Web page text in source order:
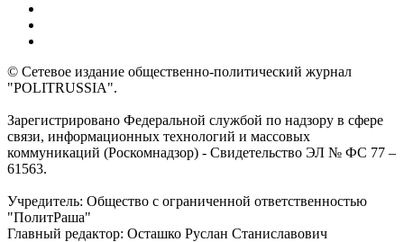
© Сетевое издание общественно-политический журнал
"POLITRUSSIA".
Зарегистрировано Федеральной службой по надзору в сфере
связи, информационных технологий и массовых
коммуникаций (Роскомнадзор) - Свидетельство ЭЛ № ФС 77 –
61563.
Учредитель: Общество с ограниченной ответственностью
"ПолитРаша"
Главный редактор: Осташко Руслан Станиславович